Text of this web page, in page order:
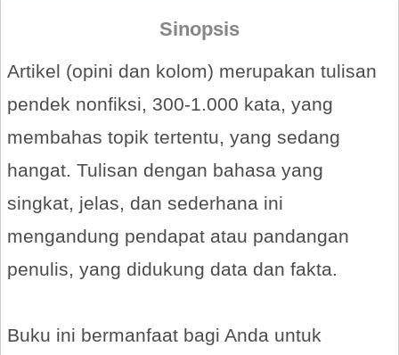
Sinopsis
Artikel (opini dan kolom) merupakan tulisan
pendek nonfiksi, 300-1.000 kata, yang
membahas topik tertentu, yang sedang
hangat. Tulisan dengan bahasa yang
singkat, jelas, dan sederhana ini
mengandung pendapat atau pandangan
penulis, yang didukung data dan fakta.
Buku ini bermanfaat bagi Anda untuk